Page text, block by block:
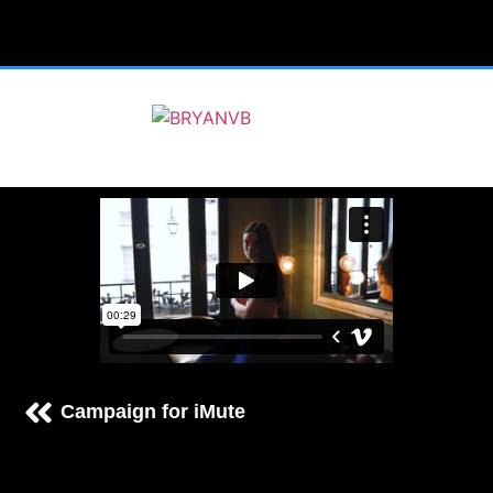
Campaign for iMute